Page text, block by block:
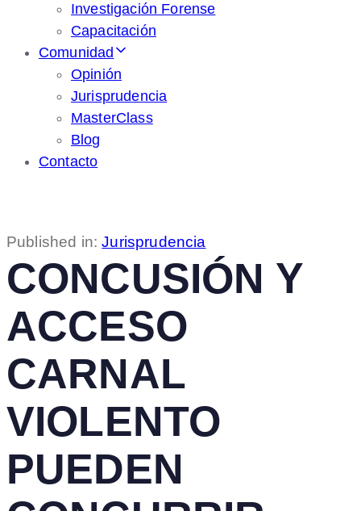
Investigación Forense
Capacitación
Comunidad
Opinión
Jurisprudencia
MasterClass
Blog
Contacto
Published in: Jurisprudencia
CONCUSIÓN Y
ACCESO
CARNAL
VIOLENTO
PUEDEN